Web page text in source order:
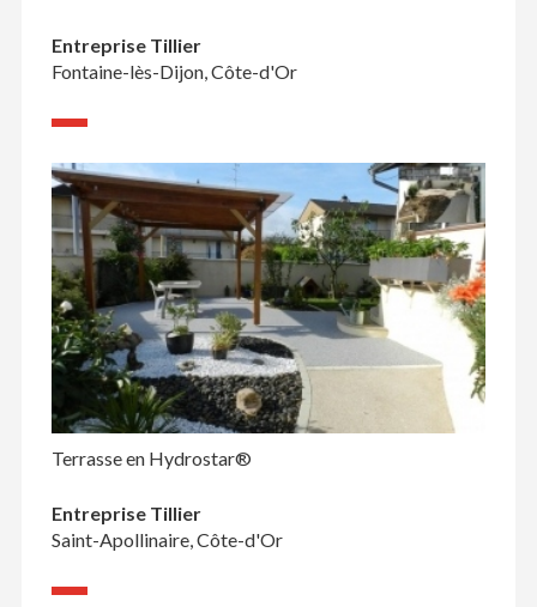
Entreprise Tillier
Fontaine-lès-Dijon, Côte-d'Or
Terrasse en Hydrostar®
Entreprise Tillier
Saint-Apollinaire, Côte-d'Or